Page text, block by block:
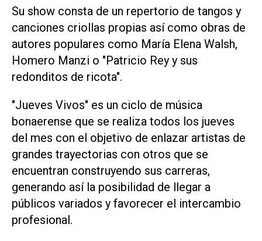
Su show consta de un repertorio de tangos y
canciones criollas propias así como obras de
autores populares como María Elena Walsh,
Homero Manzi o "Patricio Rey y sus
redonditos de ricota".
"Jueves Vivos" es un ciclo de música
bonaerense que se realiza todos los jueves
del mes con el objetivo de enlazar artistas de
grandes trayectorias con otros que se
encuentran construyendo sus carreras,
generando así la posibilidad de llegar a
públicos variados y favorecer el intercambio
profesional.